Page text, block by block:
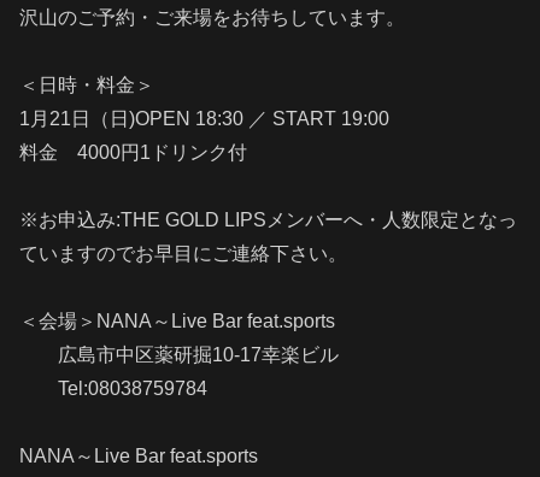
沢山のご予約・ご来場をお待ちしています。
＜日時・料金＞
1月21日（日)OPEN 18:30 ／ START 19:00
料金 4000円1ドリンク付
※お申込み:THE GOLD LIPSメンバーへ・人数限定となっ
ていますのでお早目にご連絡下さい。
＜会場＞NANA～Live Bar feat.sports
広島市中区薬研掘10-17幸楽ビル
Tel:08038759784
NANA～Live Bar feat.sports